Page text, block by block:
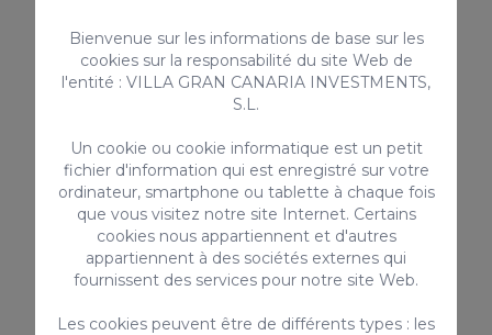
> VOIR TOUT
Services complémentaires
Bienvenue sur les informations de base sur les
cookies sur la responsabilité du site Web de
l'entité : VILLA GRAN CANARIA INVESTMENTS,
S.L.
Un cookie ou cookie informatique est un petit
fichier d'information qui est enregistré sur votre
ordinateur, smartphone ou tablette à chaque fois
que vous visitez notre site Internet. Certains
cookies nous appartiennent et d'autres
appartiennent à des sociétés externes qui
fournissent des services pour notre site Web.
Les cookies peuvent être de différents types : les